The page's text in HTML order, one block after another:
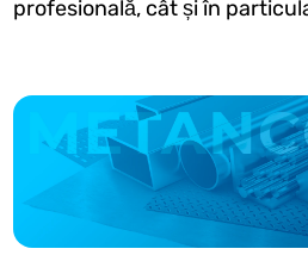
profesională, cât și în